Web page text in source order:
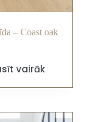
– Coast oak
vairāk